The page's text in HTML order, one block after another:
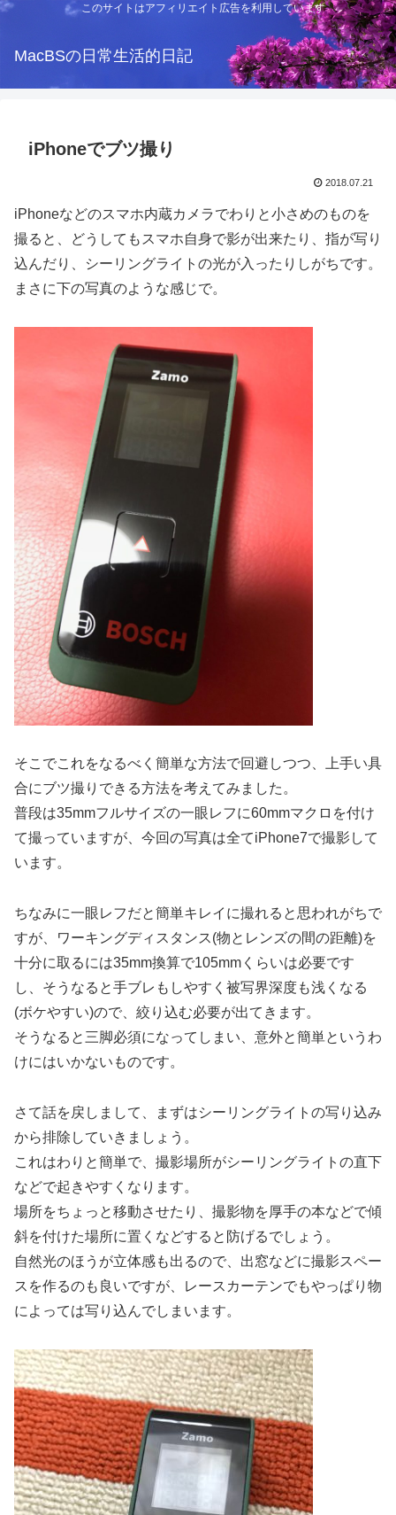
このサイトはアフィリエイト広告を利用しています
MacBSの日常生活的日記
iPhoneでブツ撮り
2018.07.21
iPhoneなどのスマホ内蔵カメラでわりと小さめのものを
撮ると、どうしてもスマホ自身で影が出来たり、指が写り
込んだり、シーリングライトの光が入ったりしがちです。
まさに下の写真のような感じで。
そこでこれをなるべく簡単な方法で回避しつつ、上手い具
合にブツ撮りできる方法を考えてみました。
普段は35mmフルサイズの一眼レフに60mmマクロを付け
て撮っていますが、今回の写真は全てiPhone7で撮影して
います。
ちなみに一眼レフだと簡単キレイに撮れると思われがちで
すが、ワーキングディスタンス(物とレンズの間の距離)を
十分に取るには35mm換算で105mmくらいは必要です
し、そうなると手ブレもしやすく被写界深度も浅くなる
(ボケやすい)ので、絞り込む必要が出てきます。
そうなると三脚必須になってしまい、意外と簡単というわ
けにはいかないものです。
さて話を戻しまして、まずはシーリングライトの写り込み
から排除していきましょう。
これはわりと簡単で、撮影場所がシーリングライトの直下
などで起きやすくなります。
場所をちょっと移動させたり、撮影物を厚手の本などで傾
斜を付けた場所に置くなどすると防げるでしょう。
自然光のほうが立体感も出るので、出窓などに撮影スペー
スを作るのも良いですが、レースカーテンでもやっぱり物
によっては写り込んでしまいます。